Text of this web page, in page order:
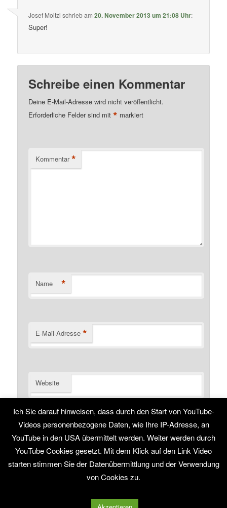
Josef Moitzi schriebam20. November 2013 um 21:08 Uhr:
Super!
Schreibe einen Kommentar
Deine E-Mail-Adresse wird nicht veröffentlicht.
Erforderliche Felder sind mit* markiert
Kommentar *
Name *
E-Mail-Adresse *
Website
Name, E-Mail-Adresse und Website in diesem Browser
für meinen nächsten Kommentar speichern.
Ich Sie darauf hinweisen, dass durch den Start von YouTube-
Videos personenbezogene Daten, wie Ihre IP-Adresse, an
YouTube in den USA übermittelt werden. Weiter werden durch
YouTube Cookies gesetzt. Mit dem Klick auf den Link Video
starten stimmen Sie der Datenübermittlung und der Verwendung
von Cookies zu.